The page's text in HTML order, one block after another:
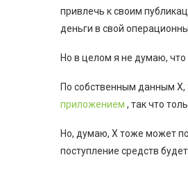
привлечь к своим
деньги в свой
Но в целом я не думаю,
По собственным данным X,
приложением , так что
Но, думаю, X тоже может
поступление средств